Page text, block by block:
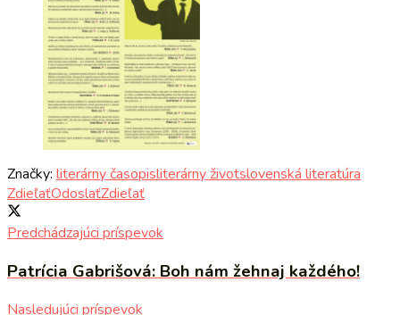
Značky: literárny časopisliterárny životslovenská literatúra
ZdieľaťOdoslaťZdieľať
Predchádzajúci príspevok
Patrícia Gabrišová: Boh nám žehnaj každého!
Nasledujúci príspevok